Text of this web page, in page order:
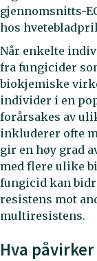
gjennomsnitts-
hos
Når enkelte
fra fungicider
biokjemiske
individer i en
forårsakes av
inkluderer ofte
gir en høy grad
med flere ulike
fungicid kan
resistens mot
multiresistens.
Hva